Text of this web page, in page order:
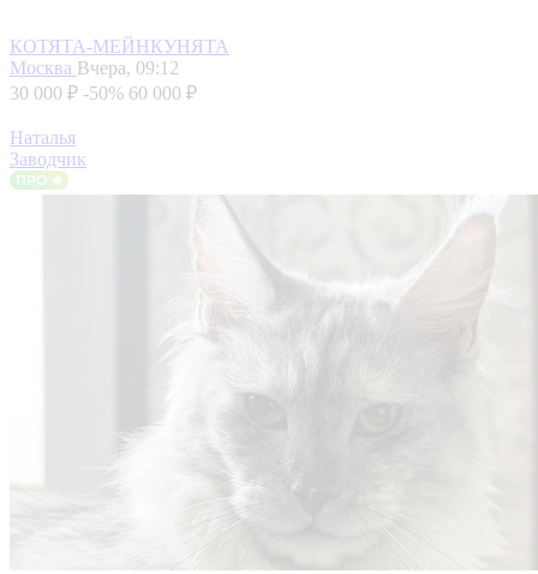
КОТЯТА-МЕЙНКУНЯТА
Москва Вчера, 09:12
30 000 ₽ -50% 60 000 ₽
Наталья
Заводчик